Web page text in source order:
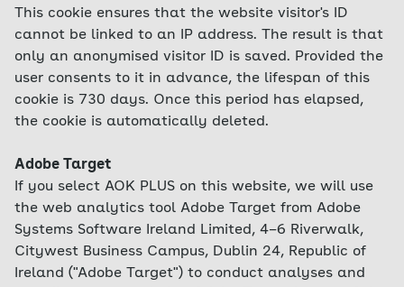
This cookie ensures that the website visitor's ID
cannot be linked to an IP address. The result is that
only an anonymised visitor ID is saved. Provided the
user consents to it in advance, the lifespan of this
cookie is 730 days. Once this period has elapsed,
the cookie is automatically deleted.
Adobe Target
If you select AOK PLUS on this website, we will use
the web analytics tool Adobe Target from Adobe
Systems Software Ireland Limited, 4–6 Riverwalk,
Citywest Business Campus, Dublin 24, Republic of
Ireland ("Adobe Target") to conduct analyses and